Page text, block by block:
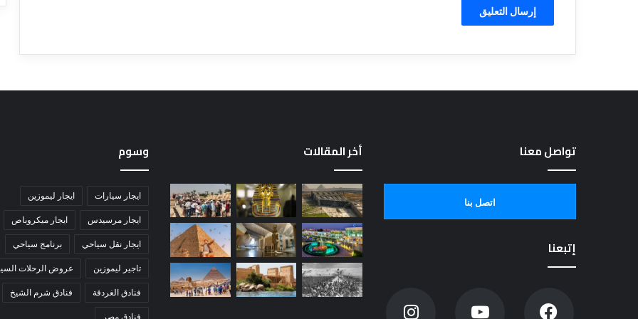
تواصل معنا
اتصل بنا
إتبعنا
أخر المقالات وسوم
ايجار سيارات ايجار ليموزين
ايجار مرسيدس ايجار ميكروباص
ايجار نقل سياحي برنامج سياحي
تاجير ليموزين عروض الرحلات
فنادق الغردقة فنادق شرم الشيخ
فنادق مصر